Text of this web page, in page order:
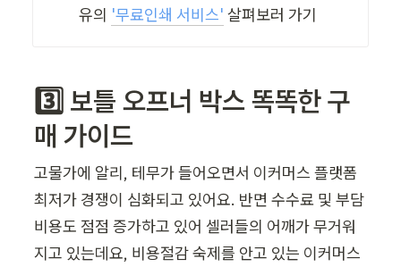
유의 '무료인쇄 서비스' 살펴보러 가기
3️⃣ 보틀 오프너 박스 똑똑한 구
매 가이드
고물가에 알리, 테무가 들어오면서 이커머스 플랫폼
최저가 경쟁이 심화되고 있어요. 반면 수수료 및 부담
비용도 점점 증가하고 있어 셀러들의 어깨가 무거워
지고 있는데요, 비용절감 숙제를 안고 있는 이커머스